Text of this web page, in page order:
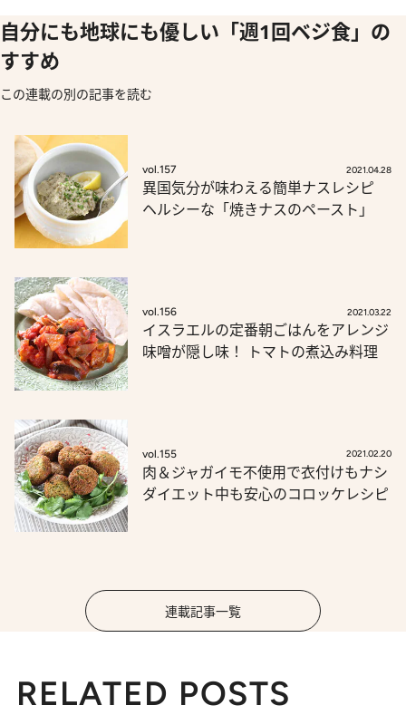
自分にも地球にも優しい「週1回ベジ食」の
すすめ
この連載の別の記事を読む
vol.157 2021.04.28
異国気分が味わえる簡単ナスレシピ
ヘルシーな「焼きナスのペースト」
vol.156 2021.03.22
イスラエルの定番朝ごはんをアレンジ
味噌が隠し味！ トマトの煮込み料理
vol.155 2021.02.20
肉＆ジャガイモ不使用で衣付けもナシ
ダイエット中も安心のコロッケレシピ
連載記事一覧
RELATED POSTS